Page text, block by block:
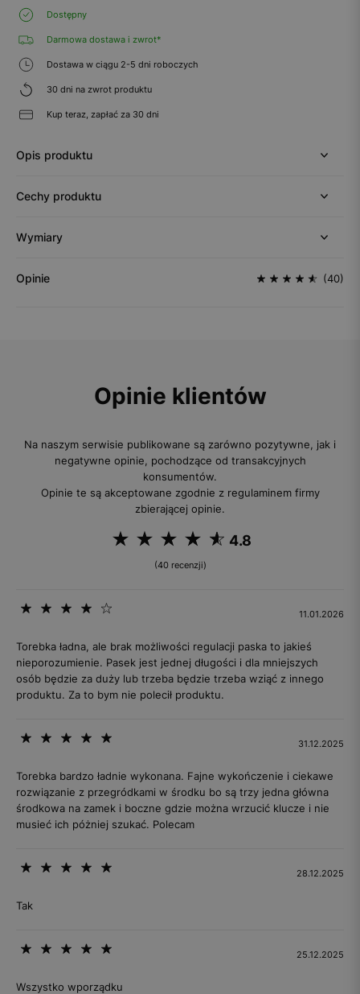
Dostępny
Darmowa dostawa i zwrot*
Dostawa w ciągu 2-5 dni roboczych
30 dni na zwrot produktu
Kup teraz, zapłać za 30 dni
Opis produktu
Cechy produktu
Wymiary
Opinie (40)
Opinie klientów
Na naszym serwisie publikowane są zarówno pozytywne, jak i
negatywne opinie, pochodzące od transakcyjnych
konsumentów.
Opinie te są akceptowane zgodnie z regulaminem firmy
zbierającej opinie.
4.8
(40 recenzji)
11.01.2026
Torebka ładna, ale brak możliwości regulacji paska to jakieś
nieporozumienie. Pasek jest jednej długości i dla mniejszych
osób będzie za duży lub trzeba będzie trzeba wziąć z innego
produktu. Za to bym nie polecił produktu.
31.12.2025
Torebka bardzo ładnie wykonana. Fajne wykończenie i ciekawe
rozwiązanie z przegródkami w środku bo są trzy jedna główna
środkowa na zamek i boczne gdzie można wrzucić klucze i nie
musieć ich póżniej szukać. Polecam
28.12.2025
Tak
25.12.2025
Wszystko wporządku